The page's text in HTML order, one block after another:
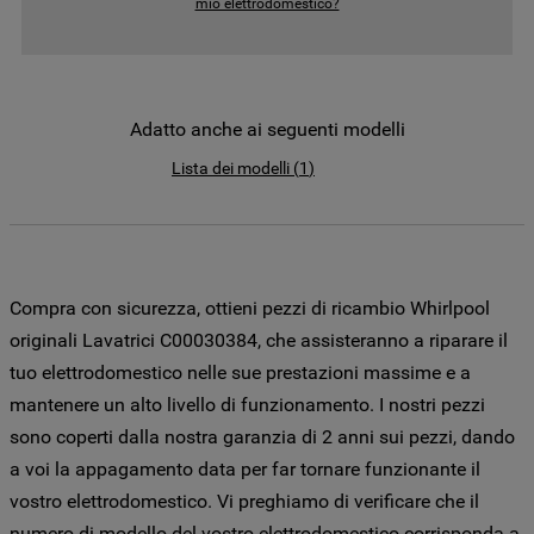
mio elettrodomestico?
Adatto anche ai seguenti modelli
Lista dei modelli (1)
Compra con sicurezza, ottieni pezzi di ricambio Whirlpool
originali Lavatrici C00030384, che assisteranno a riparare il
tuo elettrodomestico nelle sue prestazioni massime e a
mantenere un alto livello di funzionamento. I nostri pezzi
sono coperti dalla nostra garanzia di 2 anni sui pezzi, dando
a voi la appagamento data per far tornare funzionante il
vostro elettrodomestico. Vi preghiamo di verificare che il
come la Società utilizza i cookie o per
Per maggiori informazioni su come la
raccolti tramite i cookie consulta
impostazioni predefinite che non
consentono l’utilizzo di cookie diversi dai
cookie tecnici. Cliccando sul pulsante
"ACCETTO TUTTI I COOKIES", acconsenti
all'utilizzo di tutti i nostri cookie e alla
condivisione dei tuoi dati con terze parti
per tali finalità. Accedendo alla sezione
“VOGLIO DEFINIRE LE MIE PREFERENZE
SUI COOKIE”, potrai impostare in modo